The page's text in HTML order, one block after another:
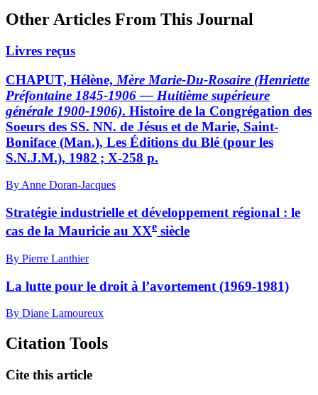
Other Articles From This Journal
Livres reçus
CHAPUT, Hélène, Mère Marie-Du-Rosaire (Henriette
Préfontaine 1845-1906 — Huitième supérieure
générale 1900-1906). Histoire de la Congrégation des
Soeurs des SS. NN. de Jésus et de Marie, Saint-
Boniface (Man.), Les Éditions du Blé (pour les
S.N.J.M.), 1982 ; X-258 p.
By Anne Doran-Jacques
Stratégie industrielle et développement régional : le
cas de la Mauricie au XXe siècle
By Pierre Lanthier
La lutte pour le droit à l’avortement (1969-1981)
By Diane Lamoureux
Citation Tools
Cite this article